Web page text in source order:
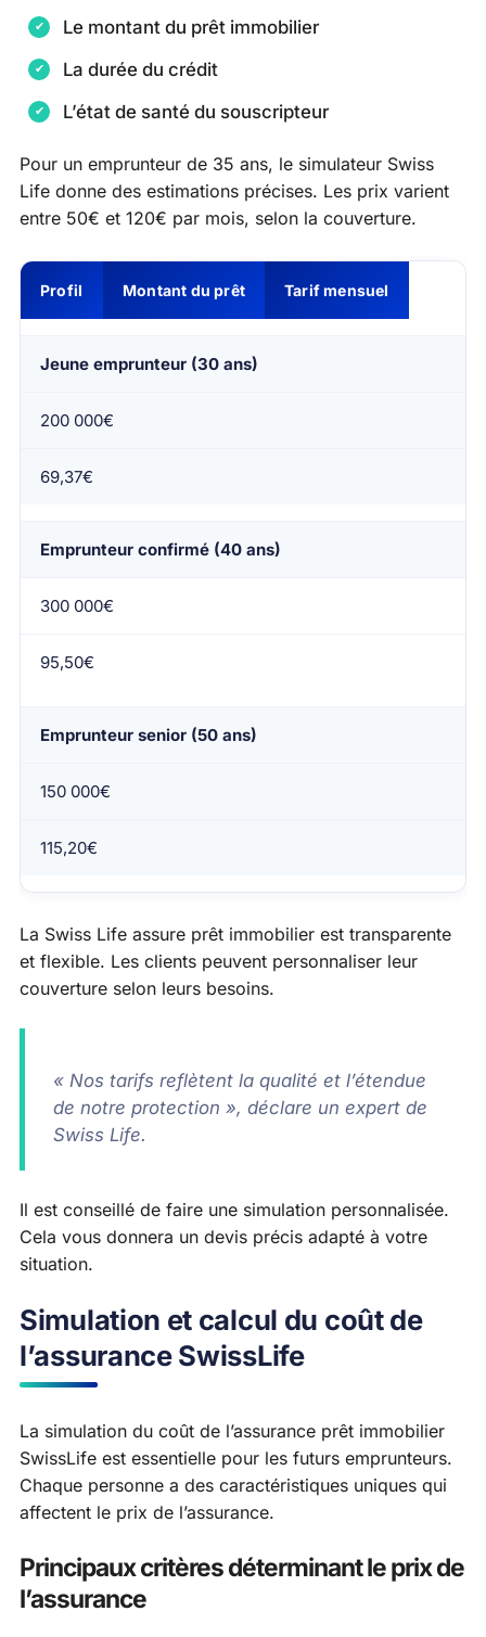
Le montant du prêt immobilier
La durée du crédit
L’état de santé du souscripteur
Pour un emprunteur de 35 ans, le simulateur Swiss
Life donne des estimations précises. Les prix varient
entre 50€ et 120€ par mois, selon la couverture.
Profil Montant du prêt Tarif mensuel
Jeune emprunteur (30 ans)
200 000€
69,37€
Emprunteur confirmé (40 ans)
300 000€
95,50€
Emprunteur senior (50 ans)
150 000€
115,20€
La Swiss Life assure prêt immobilier est transparente
et flexible. Les clients peuvent personnaliser leur
couverture selon leurs besoins.
« Nos tarifs reflètent la qualité et l’étendue
de notre protection », déclare un expert de
Swiss Life.
Il est conseillé de faire une simulation personnalisée.
Cela vous donnera un devis précis adapté à votre
situation.
Simulation et calcul du coût de
l’assurance SwissLife
La simulation du coût de l’assurance prêt immobilier
SwissLife est essentielle pour les futurs emprunteurs.
Chaque personne a des caractéristiques uniques qui
affectent le prix de l’assurance.
Principaux critères déterminant le prix de
l’assurance